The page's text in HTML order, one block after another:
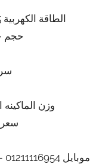
الطاقة الكهربية 1.5 ك وات تقريبي بمكن ان ينخفض او يعلو طبقا للتحديثات
حجم حجرة
وزن الماكينه التقريبي 25.5 كجم تقريبا
سعر الماكينة
موبايل 01211116954 – 01211116955 – 01211116956 – 01211116957 – 01211116958